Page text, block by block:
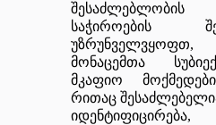
საჭიროების
მონაცემთა
მკაფიო
რითაც